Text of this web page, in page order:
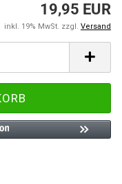
19,95 EUR
inkl. 19% MwSt. zzgl. Versand